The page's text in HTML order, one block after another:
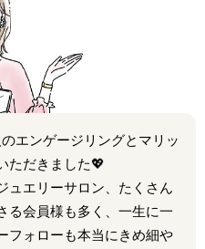
エンゲージリングとマリッ
ただきました💖
ュエリーサロン、たくさん
る会員様も多く、一生に一
フォローも本当にきめ細や